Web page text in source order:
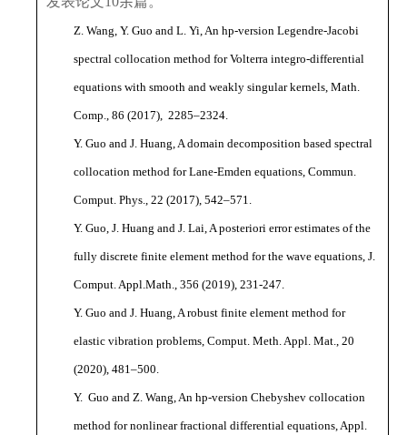
Z. Wang, Y. Guo and L. Yi, An hp-version Legendre-Jacobi
spectral collocation method for Volterra integro-differential
equations with smooth and weakly singular kernels, Math.
Comp., 86 (2017), 2285–2324.
Y. Guo and J. Huang, A domain decomposition based spectral
collocation method for Lane-Emden equations, Commun.
Comput. Phys., 22 (2017), 542–571.
Y. Guo, J. Huang and J. Lai, A posteriori error estimates of the
fully discrete finite element method for the wave equations, J.
Comput. Appl.Math., 356 (2019), 231-247.
Y. Guo and J. Huang, A robust finite element method for
elastic vibration problems, Comput. Meth. Appl. Mat., 20
(2020), 481–500.
Y. Guo and Z. Wang, An hp-version Chebyshev collocation
method for nonlinear fractional differential equations, Appl.